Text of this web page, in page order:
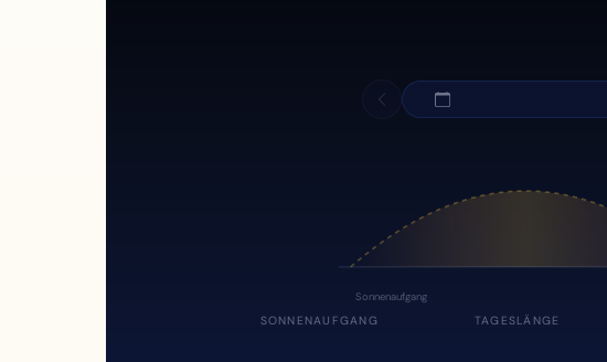
Sonnenaufgang
SONNENAUFGANG TAGESLÄNGE